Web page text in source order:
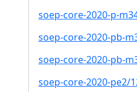
soep-core-2020-p-
soep-core-2020-pb-
soep-core-2020-pb-
soep-core-2020-pe2/